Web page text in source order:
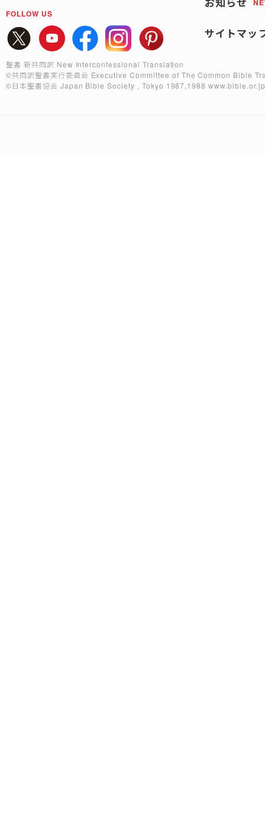
FOLLOW US
サイトマッ
聖書 新共同訳 New Interconfessional Translation
©共同訳聖書実行委員会 Executive Committee of The Common Bible
©日本聖書協会 Japan Bible Society , Tokyo 1987,1988www.bible.or.jp